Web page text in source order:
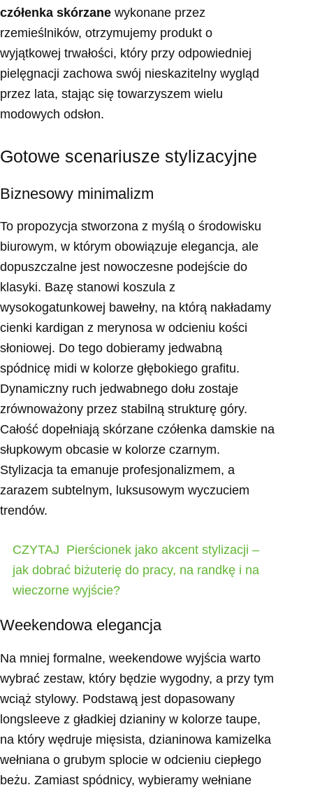
czółenka skórzane wykonane przez
rzemieślników, otrzymujemy produkt o
wyjątkowej trwałości, który przy odpowiedniej
pielęgnacji zachowa swój nieskazitelny wygląd
przez lata, stając się towarzyszem wielu
modowych odsłon.
Gotowe scenariusze stylizacyjne
Biznesowy minimalizm
To propozycja stworzona z myślą o środowisku
biurowym, w którym obowiązuje elegancja, ale
dopuszczalne jest nowoczesne podejście do
klasyki. Bazę stanowi koszula z
wysokogatunkowej bawełny, na którą nakładamy
cienki kardigan z merynosa w odcieniu kości
słoniowej. Do tego dobieramy jedwabną
spódnicę midi w kolorze głębokiego grafitu.
Dynamiczny ruch jedwabnego dołu zostaje
zrównoważony przez stabilną strukturę góry.
Całość dopełniają skórzane czółenka damskie na
słupkowym obcasie w kolorze czarnym.
Stylizacja ta emanuje profesjonalizmem, a
zarazem subtelnym, luksusowym wyczuciem
trendów.
CZYTAJ Pierścionek jako akcent stylizacji –
jak dobrać biżuterię do pracy, na randkę i na
wieczorne wyjście?
Weekendowa elegancja
Na mniej formalne, weekendowe wyjścia warto
wybrać zestaw, który będzie wygodny, a przy tym
wciąż stylowy. Podstawą jest dopasowany
longsleeve z gładkiej dzianiny w kolorze taupe,
na który wędruje mięsista, dzianinowa kamizelka
wełniana o grubym splocie w odcieniu ciepłego
beżu. Zamiast spódnicy, wybieramy wełniane